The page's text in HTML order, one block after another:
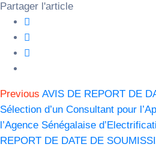
Partager l'article
Previous AVIS DE REPORT DE
Sélection d’un Consultant pour
l’Agence Sénégalaise
REPORT DE DATE DE